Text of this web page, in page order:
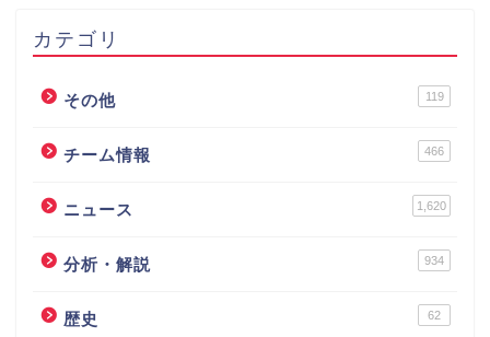
カテゴリ
その他 119
チーム情報 466
ニュース 1,620
分析・解説 934
歴史 62